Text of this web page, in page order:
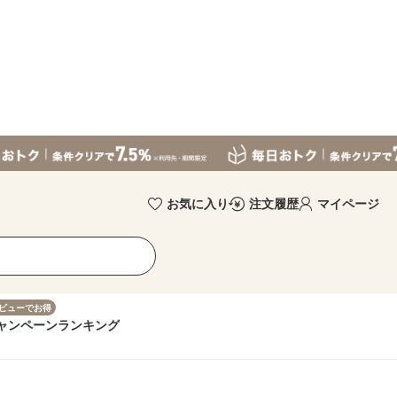
お気に入り 注文履歴 マイページ
ューでお得
ンペーンランキング